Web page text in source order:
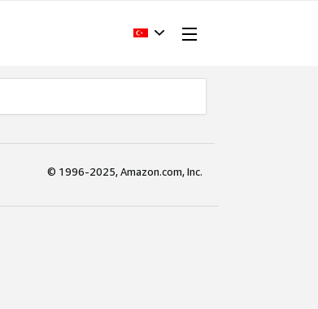
© 1996-2025, Amazon.com, Inc.